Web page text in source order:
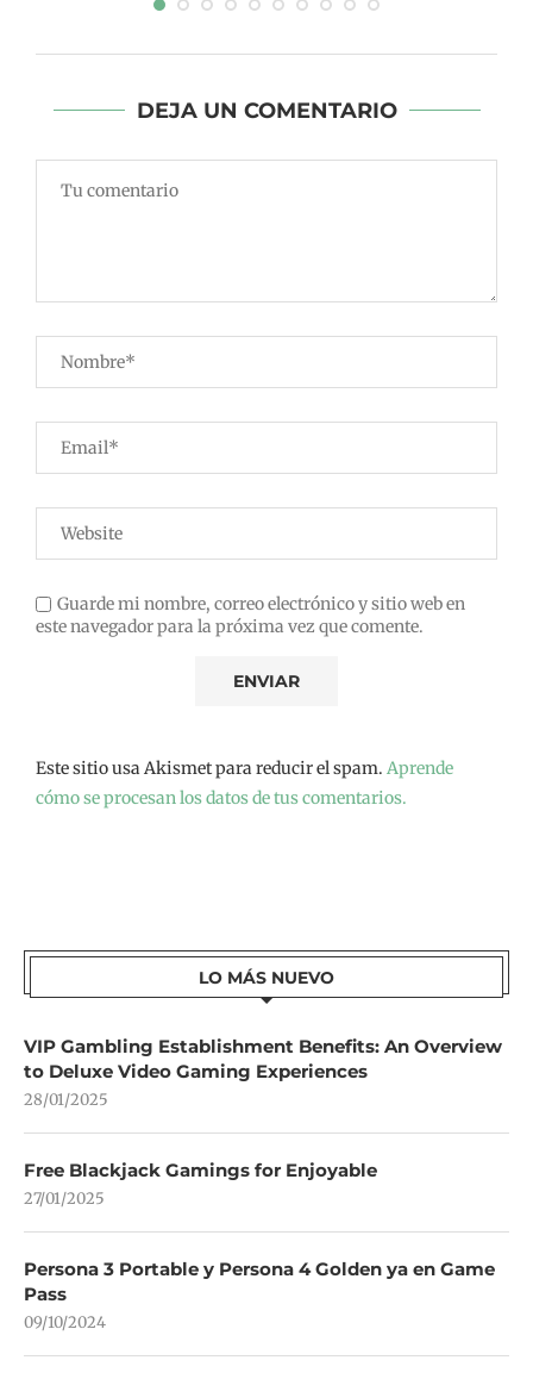
DEJA UN COMENTARIO
Guarde mi nombre, correo electrónico y sitio web en
este navegador para la próxima vez que comente.
Este sitio usa Akismet para reducir el spam. Aprende
cómo se procesan los datos de tus comentarios.
LO MÁS NUEVO
VIP Gambling Establishment Benefits: An Overview
to Deluxe Video Gaming Experiences
28/01/2025
Free Blackjack Gamings for Enjoyable
27/01/2025
Persona 3 Portable y Persona 4 Golden ya en Game
Pass
09/10/2024